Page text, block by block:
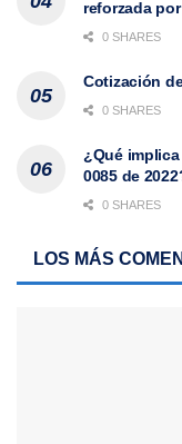
reforzada
0 SHARES
Cotización
0 SHARES
¿Qué
0085 de
0 SHARES
LOS MÁS